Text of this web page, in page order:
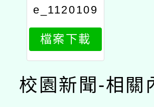
e_1120109
215_attach
1
檔案下載
校園新聞-相關